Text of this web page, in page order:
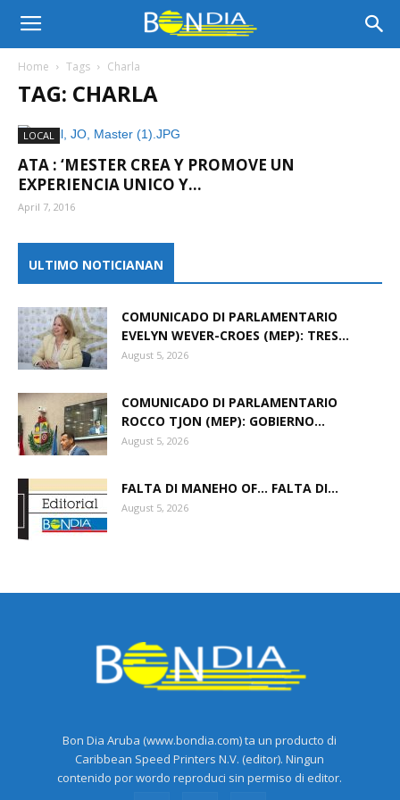
Bon
Aruba
Noticia
Home Tags Charla
TAG: CHARLA
LOCAL
ATA : ‘MESTER CREA Y PROMOVE UN
EXPERIENCIA UNICO Y...
April 7, 2016
ULTIMO NOTICIANAN
COMUNICADO DI PARLAMENTARIO
EVELYN WEVER-CROES (MEP): TRES...
August 5, 2026
COMUNICADO DI PARLAMENTARIO
ROCCO TJON (MEP): GOBIERNO...
August 5, 2026
FALTA DI MANEHO OF… FALTA DI...
August 5, 2026
Bon Dia Aruba (www.bondia.com) ta un producto di
Caribbean Speed Printers N.V. (editor). Ningun
contenido por wordo reproduci sin permiso di editor.